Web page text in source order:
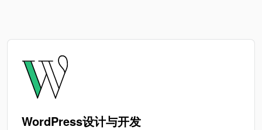
WordPress设计与开发